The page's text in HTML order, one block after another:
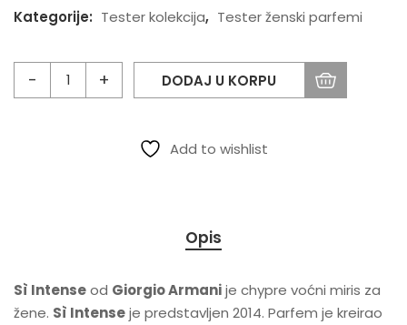
Kategorije: Tester kolekcija, Tester ženski parfemi
DODAJ U KORPU
Add to wishlist
Opis
Sì Intenseod Giorgio Armanije chypre voćni miris za
žene. Sì Intenseje predstavljen 2014. Parfem je kreirao